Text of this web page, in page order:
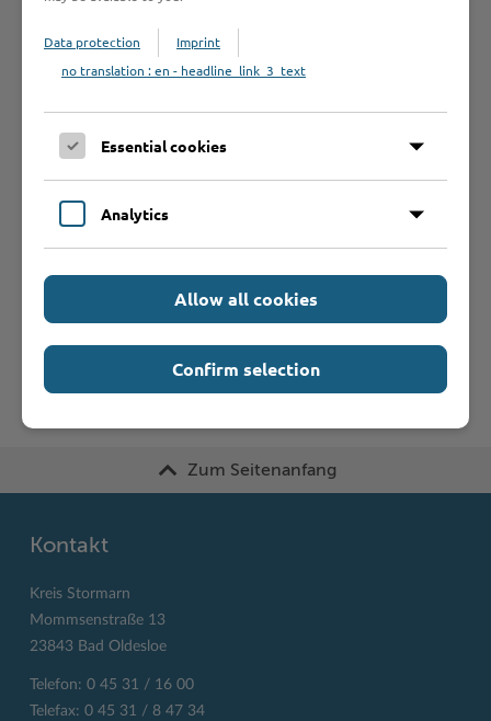
Formulare
Leistungen von A bis Z
N O P Q
U
Zum Seitenanfang
Kontakt
Kreis Stormarn
Mommsenstraße 13
23843 Bad Oldesloe
Telefon: 0 45 31 / 16 00
Telefax: 0 45 31 / 8 47 34
Data protection
Imprint
no translation : en - headline_link_3_text
Essential cookies
Analytics
Allow all cookies
Confirm selection